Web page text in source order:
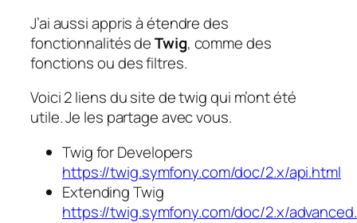
J’ai aussi appris à étendre des
fonctionnalités deTwig, comme des
fonctions ou des filtres.
Voici 2 liens du site de twig qui m’ont été
utile. Je les partage avec vous.
Twig for Developers
https://twig.symfony.com/doc/2.x/api.html
Extending Twig
https://twig.symfony.com/doc/2.x/